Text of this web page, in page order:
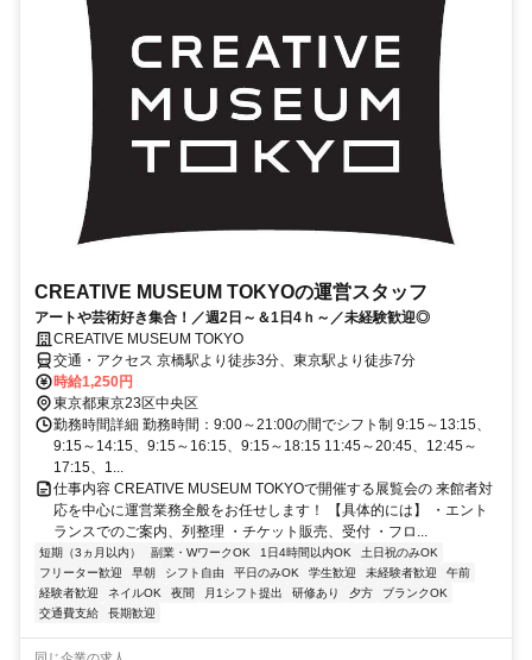
CREATIVE MUSEUM TOKYOの運営スタッフ
アートや芸術好き集合！／週2日～＆1日4ｈ～／未経験歓迎◎
CREATIVE MUSEUM TOKYO
交通・アクセス 京橋駅より徒歩3分、東京駅より徒歩7分
時給1,250円
東京都東京23区中央区
勤務時間詳細 勤務時間：9:00～21:00の間でシフト制 9:15～13:15、
9:15～14:15、9:15～16:15、9:15～18:15 11:45～20:45、12:45～
17:15、1...
仕事内容 CREATIVE MUSEUM TOKYOで開催する展覧会の 来館者対
応を中心に運営業務全般をお任せします！ 【具体的には】 ・エント
ランスでのご案内、列整理 ・チケット販売、受付 ・フロ...
短期（3ヵ月以内） 副業・WワークOK 1日4時間以内OK
土日祝のみOK
フリーター歓迎
早朝 シフト自由 平日のみOK 学生歓迎 未経験者歓迎
午前
経験者歓迎
ネイルOK 夜間 月1シフト提出 研修あり 夕方
ブランクOK
交通費支給
長期歓迎